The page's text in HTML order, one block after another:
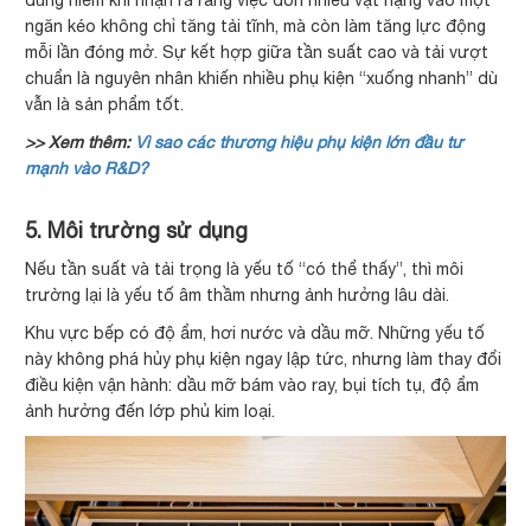
ngăn kéo không chỉ tăng tải tĩnh, mà còn làm tăng lực động
mỗi lần đóng mở. Sự kết hợp giữa tần suất cao và tải vượt
chuẩn là nguyên nhân khiến nhiều phụ kiện “xuống nhanh” dù
vẫn là sản phẩm tốt.
>> Xem thêm: Vì sao các thương hiệu phụ kiện lớn đầu tư
mạnh vào R&D?
5. Môi trường sử dụng
Nếu tần suất và tải trọng là yếu tố “có thể thấy”, thì môi
trường lại là yếu tố âm thầm nhưng ảnh hưởng lâu dài.
Khu vực bếp có độ ẩm, hơi nước và dầu mỡ. Những yếu tố
này không phá hủy phụ kiện ngay lập tức, nhưng làm thay đổi
điều kiện vận hành: dầu mỡ bám vào ray, bụi tích tụ, độ ẩm
ảnh hưởng đến lớp phủ kim loại.